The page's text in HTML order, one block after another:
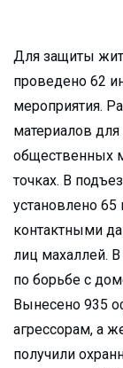
Для защиты
проведено 62
мероприятия.
материалов
общественных
точках. В
установлено
контактными
лиц махаллей.
по борьбе с
Вынесено 935
агрессорам, а
получили